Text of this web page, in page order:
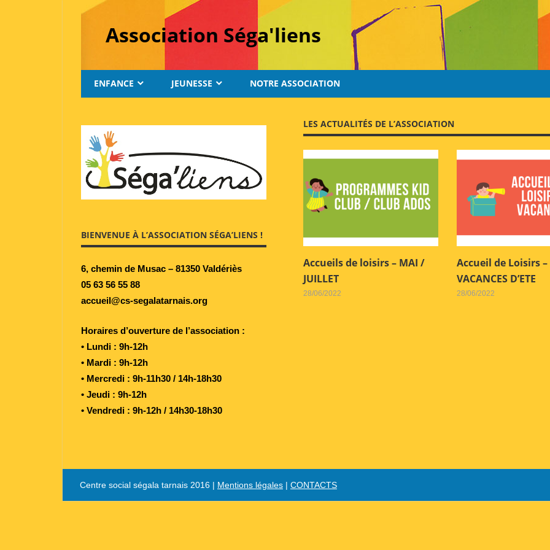
Association Séga'liens
ENFANCE JEUNESSE NOTRE ASSOCIATION
LES ACTUALITÉS DE L’ASSOCIATION
Accueils de loisirs – MAI /
JUILLET
28/06/2022
Accueil de Loisirs –
VACANCES D’ETE
28/06/2022
BIENVENUE À L’ASSOCIATION SÉGA’LIENS !
6, chemin de Musac – 81350 Valdériès
05 63 56 55 88
accueil@cs-segalatarnais.org
Horaires d’ouverture de l’association :
• Lundi : 9h-12h
• Mardi : 9h-12h
• Mercredi : 9h-11h30 / 14h-18h30
• Jeudi : 9h-12h
• Vendredi : 9h-12h / 14h30-18h30
Centre social ségala tarnais 2016 | Mentions légales | CONTACTS